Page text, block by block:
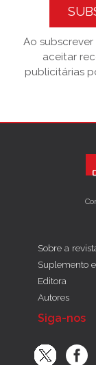
Ao
aceitar
publicitárias
Sobre a
Suplemento
Editora
Autores
Siga-nos